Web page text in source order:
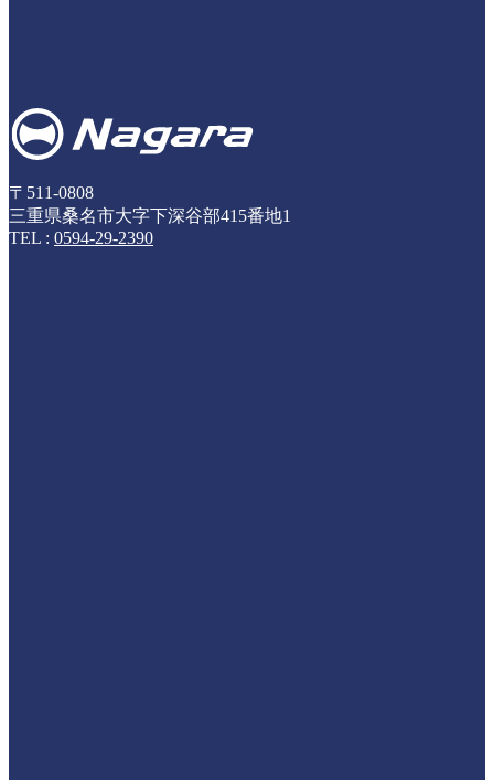
〒511-0808
三重県桑名市大字下深谷部415番地1
TEL : 0594-29-2390